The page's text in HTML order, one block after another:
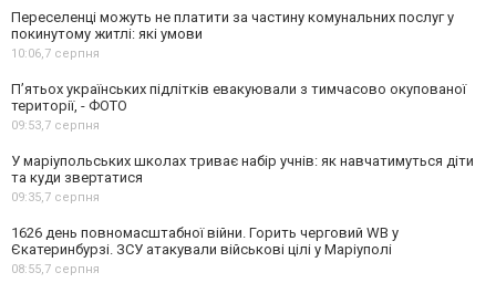
Переселенці можуть не платити за частину комунальних послуг у
покинутому житлі: які умови
10:06,7 серпня
П’ятьох українських підлітків евакуювали з тимчасово окупованої
території, - ФОТО
09:53,7 серпня
У маріупольських школах триває набір учнів: як навчатимуться діти
та куди звертатися
09:35,7 серпня
1626 день повномасштабної війни. Горить черговий WB у
Єкатеринбурзі. ЗСУ атакували військові цілі у Маріуполі
08:55,7 серпня